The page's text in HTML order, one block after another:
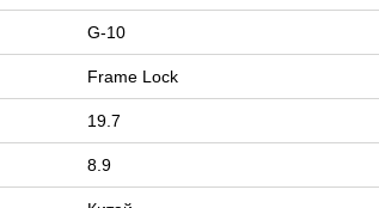
G-10
Frame Lock
19.7
8.9